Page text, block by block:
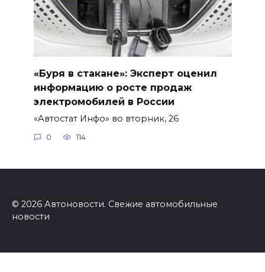
«Буря в стакане»: Эксперт оценил
информацию о росте продаж
электромобилей в России
«Автостат Инфо» во вторник, 26
0 114
© 2026 Автоновости. Свежие автомобильные
новости